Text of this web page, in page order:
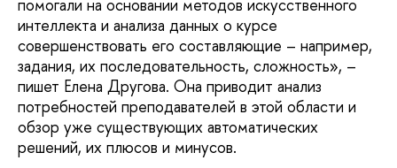
помогали на основании методов искусственного
интеллекта и анализа данных о курсе
совершенствовать его составляющие – например,
задания, их последовательность, сложность», –
пишет Елена Другова. Она приводит анализ
потребностей преподавателей в этой области и
обзор уже существующих автоматических
решений, их плюсов и минусов.